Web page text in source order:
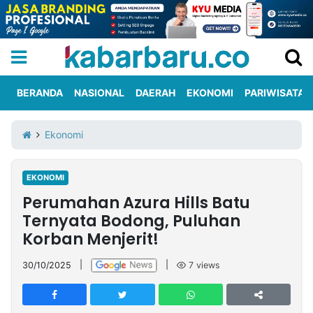
Iklan
Berita
Kami
Nasional
International
Olahraga
Entertainment
Daerah
Pariwisata
Kuliner
Kolom
Network
PT
TREETAN
BERANDA NASIONAL DAERAH EKONOMI PARIWISATA
Ekonomi
EKONOMI
Perumahan Azura Hills Batu
Ternyata Bodong, Puluhan
Korban Menjerit!
30/10/2025 7 views